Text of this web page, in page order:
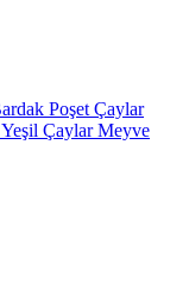
Poşet Çaylar
Yeşil ÇaylarMeyve